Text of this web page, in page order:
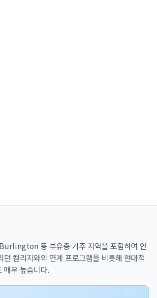
등 부유층 거주 지역을 포함하여 안
컬리지와의 연계 프로그램을 비롯해 현대적
매우 높습니다.